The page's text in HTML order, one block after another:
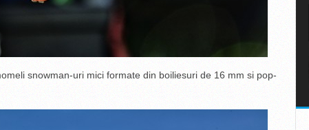
snowman-uri mici formate din boiliesuri de 16 mm si pop-